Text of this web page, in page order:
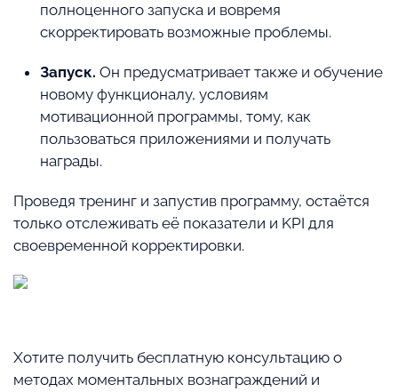
полноценного запуска и вовремя
скорректировать возможные проблемы.
Запуск. Он предусматривает также и обучение
новому функционалу, условиям
мотивационной программы, тому, как
пользоваться приложениями и получать
награды.
Проведя тренинг и запустив программу, остаётся
только отслеживать её показатели и KPI для
своевременной корректировки.
Хотите получить бесплатную консультацию о
методах моментальных вознаграждений и